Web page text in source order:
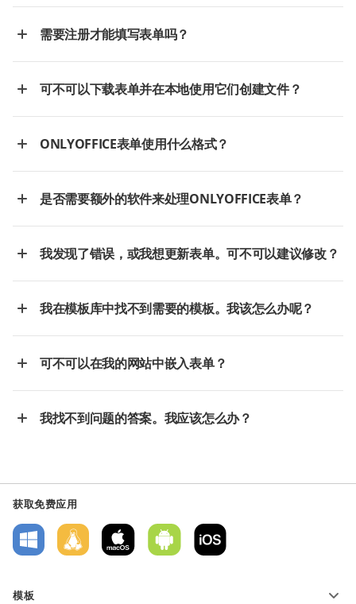
需要注册才能填写表单吗？
可不可以下载表单并在本地使用它们创建文件？
ONLYOFFICE表单使用什么格式？
是否需要额外的软件来处理ONLYOFFICE表单？
我发现了错误，或我想更新表单。可不可以建议修改？
我在模板库中找不到需要的模板。我该怎么办呢？
可不可以在我的网站中嵌入表单？
我找不到问题的答案。我应该怎么办？
获取免费应用
模板